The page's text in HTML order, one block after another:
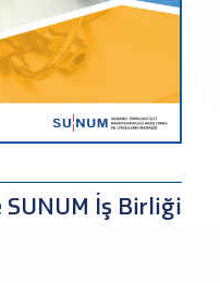
SUNUM İş Birliği